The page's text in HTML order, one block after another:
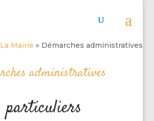
La Mairie » Démarches administratives
administratives
particuliers